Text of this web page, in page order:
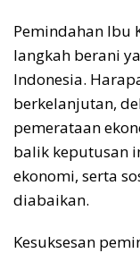
Pemindahan Ibu
langkah berani
Indonesia.
berkelanjutan,
pemerataan
balik keputusan
ekonomi, serta
diabaikan.
Kesuksesan